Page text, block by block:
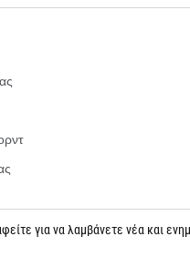
για να λαμβάνετε νέα και